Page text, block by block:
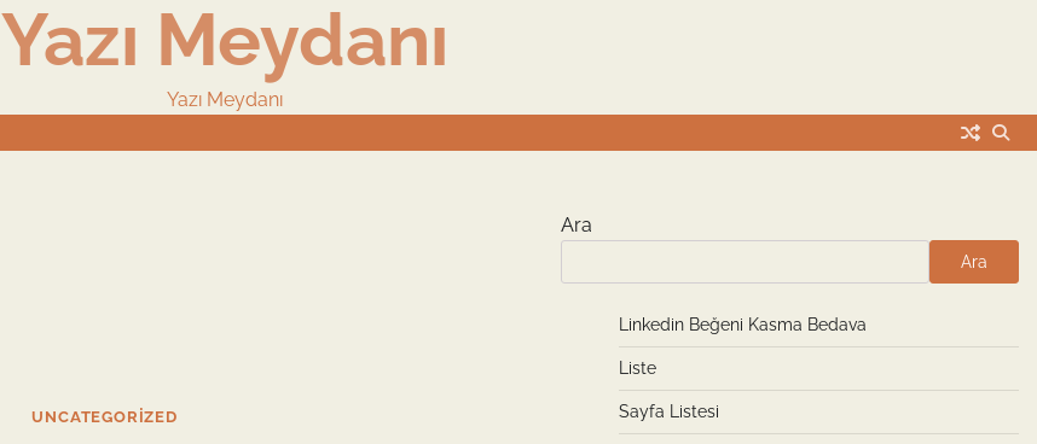
Yazı Meydanı
Yazı Meydanı
UNCATEGORIZED
Ara
Ara
Linkedin Beğeni Kasma Bedava
Liste
Sayfa Listesi